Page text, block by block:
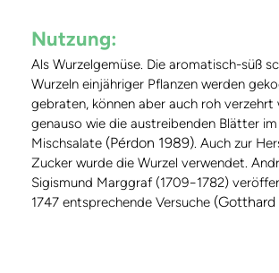
Nutzung:
Als Wurzelgemüse. Die aromatisch-süß
Wurzeln einjähriger Pflanzen werden
gebraten, können aber auch roh verzehrt
genauso wie die austreibenden Blätter
Mischsalate (Pérdon 1989). Auch zur
Zucker wurde die Wurzel verwendet.
Sigismund Marggraf (1709−1782)
1747 entsprechende Versuche (Gotthard